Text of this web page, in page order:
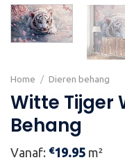
Home / Dieren behang
Witte Tijger
Behang
Vanaf: €19.95 m²